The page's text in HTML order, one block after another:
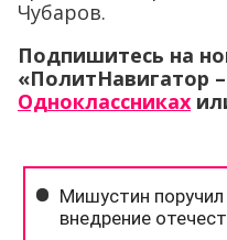
Чубаров.
Подпишитесь на
«ПолитНавигатор
Одноклассниках